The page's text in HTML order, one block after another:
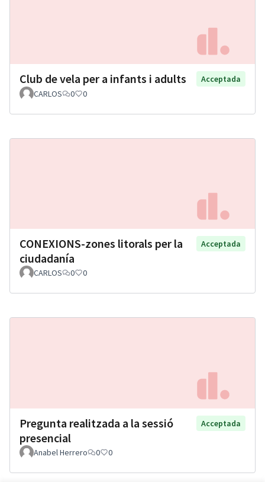
Club de vela per a infants i adults
Acceptada
CARLOS
0 0
CONEXIONS-zones litorals per la
ciudadanía
Acceptada
CARLOS 0 0
Pregunta realitzada a la sessió
presencial
Acceptada
Anabel Herrero 0 0